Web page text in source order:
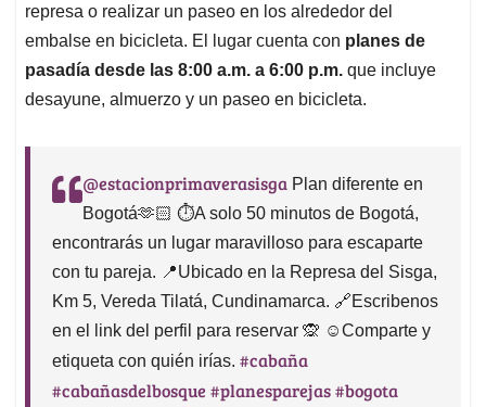
represa o realizar un paseo en los alrededor del
embalse en bicicleta. El lugar cuenta con planes de
pasadía desde las 8:00 a.m. a 6:00 p.m. que incluye
desayune, almuerzo y un paseo en bicicleta.
@estacionprimaverasisga Plan diferente en
Bogotá🫶🏻 ⏱️A solo 50 minutos de Bogotá,
encontrarás un lugar maravilloso para escaparte
con tu pareja. 📍Ubicado en la Represa del Sisga,
Km 5, Vereda Tilatá, Cundinamarca. 🔗Escribenos
en el link del perfil para reservar 🙊 ☺️Comparte y
etiqueta con quién irías. #cabaña
#cabañasdelbosque #planesparejas#bogota